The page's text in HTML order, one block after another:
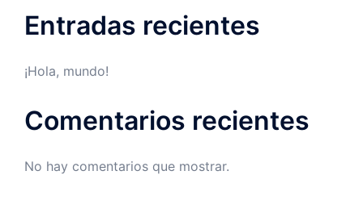
Entradas recientes
¡Hola, mundo!
Comentarios recientes
No hay comentarios que mostrar.